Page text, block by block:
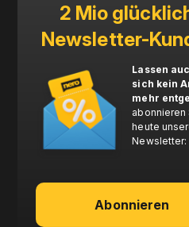
2 Mio
Newsletter-
Lassen
sich kein
mehr
abonnieren
heute
Newsletter:
Abonnieren